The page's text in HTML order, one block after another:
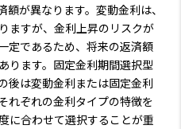
が異なります。変動金利は、
ますが、金利上昇のリスクが
定であるため、将来の返済額
ります。固定金利期間選択型
後は変動金利または固定金利
れぞれの金利タイプの特徴を
に合わせて選択することが重